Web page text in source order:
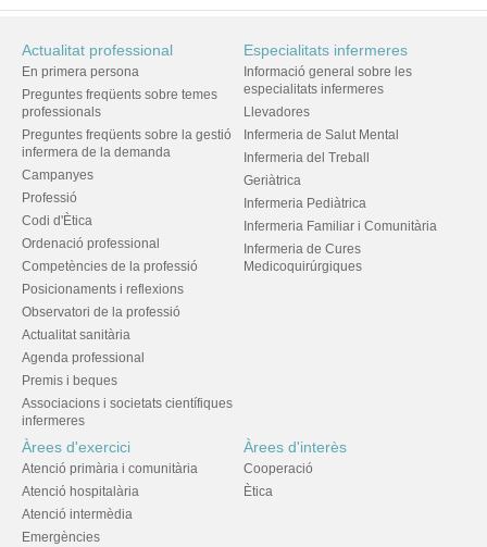
Actualitat professional
En primera persona
Preguntes freqüents sobre temes
professionals
Preguntes freqüents sobre la gestió
infermera de la demanda
Campanyes
Professió
Codi d'Ètica
Ordenació professional
Competències de la professió
Posicionaments i reflexions
Observatori de la professió
Actualitat sanitària
Agenda professional
Premis i beques
Associacions i societats científiques
infermeres
Especialitats infermeres
Informació general sobre les
especialitats infermeres
Llevadores
Infermeria de Salut Mental
Infermeria del Treball
Geriàtrica
Infermeria Pediàtrica
Infermeria Familiar i Comunitària
Infermeria de Cures
Medicoquirúrgiques
Àrees d'exercici
Atenció primària i comunitària
Atenció hospitalària
Atenció intermèdia
Emergències
Àrees d'interès
Cooperació
Ètica